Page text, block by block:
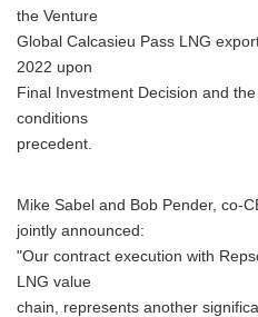
the Venture
Global Calcasieu Pass LNG
2022 upon
Final Investment Decision and
conditions
precedent.
Mike Sabel and Bob Pender, co-
jointly announced:
"Our contract execution with
LNG value
chain, represents another